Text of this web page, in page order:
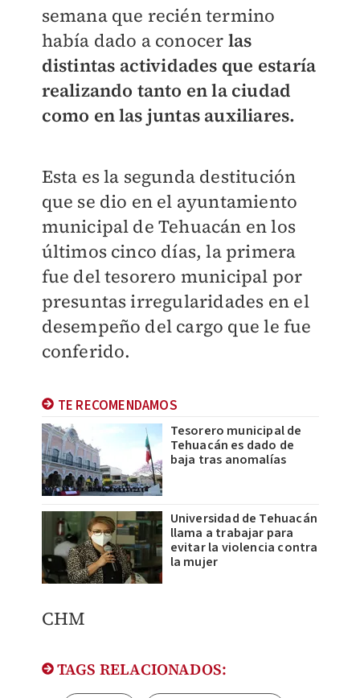
semana que recién termino
había dado a conocer las
distintas actividades que estaría
realizando tanto en la ciudad
como en las juntas auxiliares.
Esta es la segunda destitución
que se dio en el ayuntamiento
municipal de Tehuacán en los
últimos cinco días, la primera
fue del tesorero municipal por
presuntas irregularidades en el
desempeño del cargo que le fue
conferido.
TE RECOMENDAMOS
Tesorero municipal de
Tehuacán es dado de
baja tras anomalías
Universidad de Tehuacán
llama a trabajar para
evitar la violencia contra
la mujer
CHM
TAGS RELACIONADOS: